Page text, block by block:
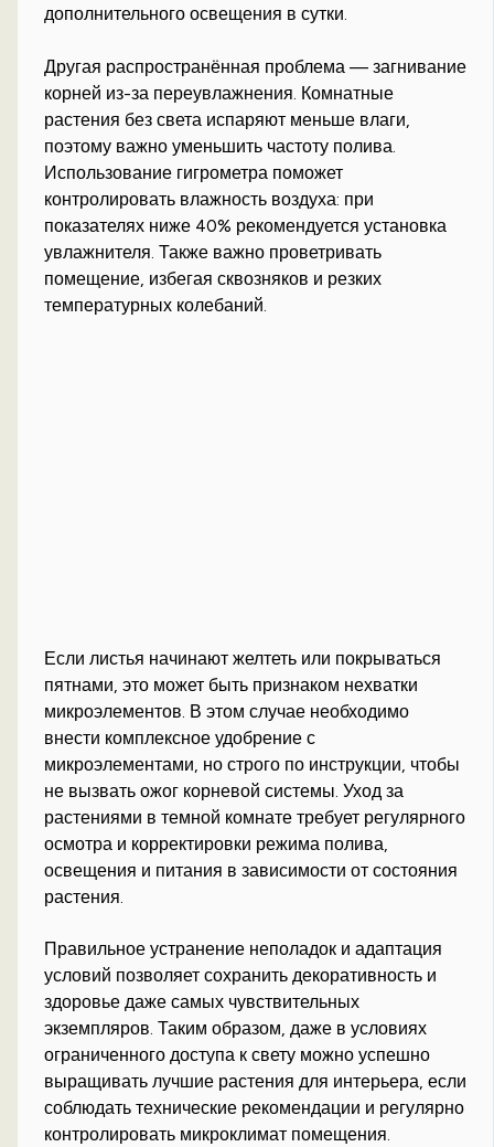
дополнительного освещения в сутки.
Другая распространённая проблема — загнивание
корней из-за переувлажнения. Комнатные
растения без света испаряют меньше влаги,
поэтому важно уменьшить частоту полива.
Использование гигрометра поможет
контролировать влажность воздуха: при
показателях ниже 40% рекомендуется установка
увлажнителя. Также важно проветривать
помещение, избегая сквозняков и резких
температурных колебаний.
Если листья начинают желтеть или покрываться
пятнами, это может быть признаком нехватки
микроэлементов. В этом случае необходимо
внести комплексное удобрение с
микроэлементами, но строго по инструкции, чтобы
не вызвать ожог корневой системы. Уход за
растениями в темной комнате требует регулярного
осмотра и корректировки режима полива,
освещения и питания в зависимости от состояния
растения.
Правильное устранение неполадок и адаптация
условий позволяет сохранить декоративность и
здоровье даже самых чувствительных
экземпляров. Таким образом, даже в условиях
ограниченного доступа к свету можно успешно
выращивать лучшие растения для интерьера, если
соблюдать технические рекомендации и регулярно
контролировать микроклимат помещения.